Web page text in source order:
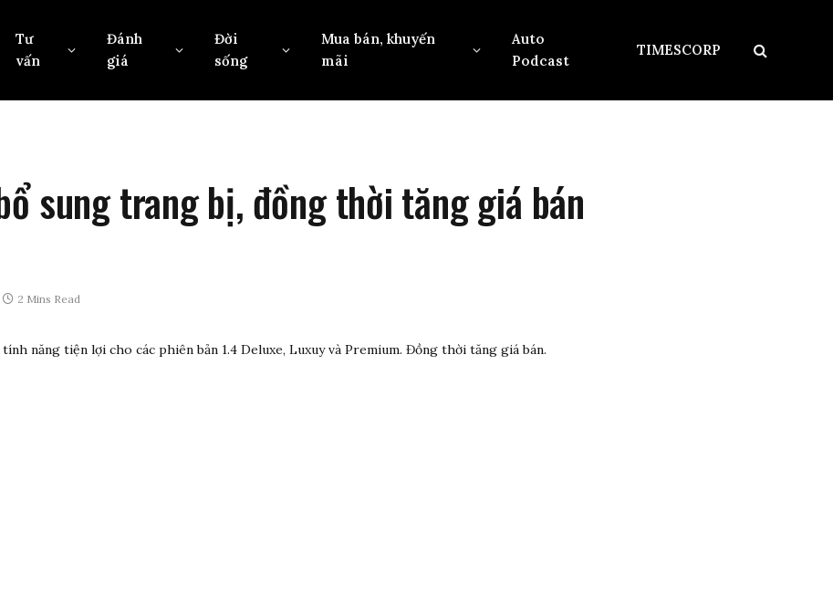
Tư
vấn
Đánh
giá
Đời
sống
Mua bán, khuyến
mãi
Auto
Podcast
TIMESCORP
sung trang bị, đồng thời tăng giá bán
2 Mins Read